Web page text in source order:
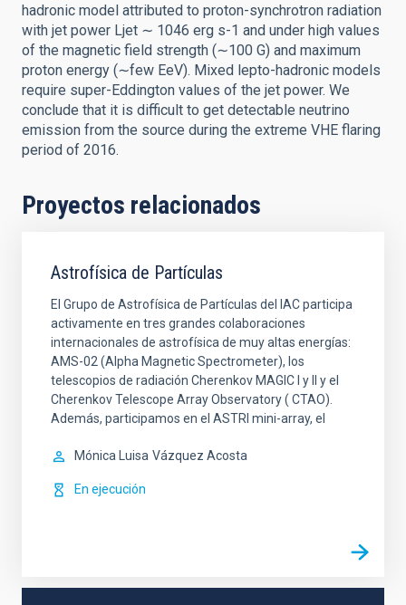
hadronic model attributed to proton-synchrotron radiation
with jet power Ljet ∼ 1046 erg s-1 and under high values
of the magnetic field strength (∼100 G) and maximum
proton energy (∼few EeV). Mixed lepto-hadronic models
require super-Eddington values of the jet power. We
conclude that it is difficult to get detectable neutrino
emission from the source during the extreme VHE flaring
period of 2016.
Proyectos relacionados
Astrofísica de Partículas
El Grupo de Astrofísica de Partículas del IAC participa
activamente en tres grandes colaboraciones
internacionales de astrofísica de muy altas energías:
AMS-02 (Alpha Magnetic Spectrometer), los
telescopios de radiación Cherenkov MAGIC I y II y el
Cherenkov Telescope Array Observatory ( CTAO).
Además, participamos en el ASTRI mini-array, el
Mónica Luisa Vázquez Acosta
En ejecución